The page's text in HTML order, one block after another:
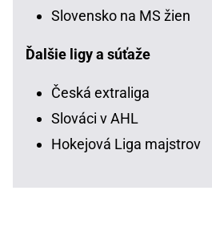
Slovensko na MS žien
Ďalšie ligy a súťaže
Česká extraliga
Slováci v AHL
Hokejová Liga majstrov